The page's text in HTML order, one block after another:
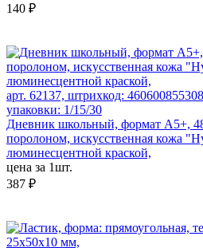
140 ₽
арт. 62137, штрихкод:
упаковки: 1/15/30
Дневник школьный, формат А5+,
поролоном, искусственная кожа
люминесцентной краской,
цена за 1шт.
387 ₽